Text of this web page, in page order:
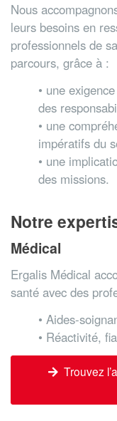
Nous
leurs besoins en
professionnels de
parcours, grâce à :
• une
des
• une
impératifs du
• une
des missions.
Notre
Médical
Ergalis Médical
santé avec des
• Aides-
• Réactivité,
Trouvez